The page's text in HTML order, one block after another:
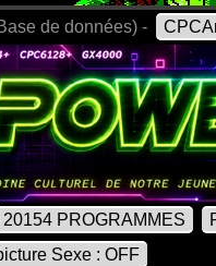
de données) -
20154 PROGRAMMES
Sexe : OFF